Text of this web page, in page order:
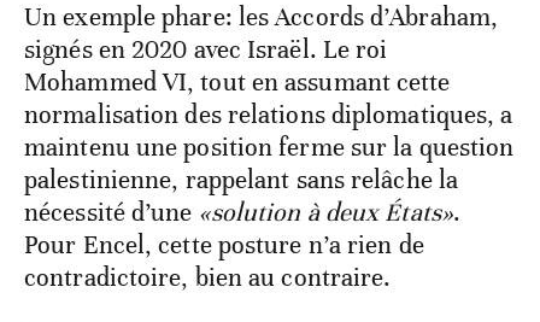
Un exemple phare: les Accords d’Abraham,
signés en 2020 avec Israël. Le roi
Mohammed VI, tout en assumant cette
normalisation des relations diplomatiques, a
maintenu une position ferme sur la question
palestinienne, rappelant sans relâche la
nécessité d’une «solution à deux États».
Pour Encel, cette posture n’a rien de
contradictoire, bien au contraire.